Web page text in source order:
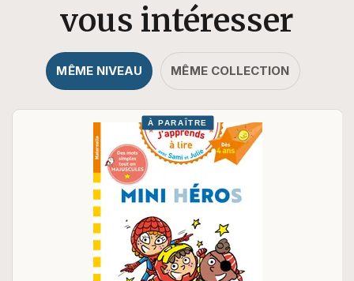
vous intéresser
MÊME NIVEAU MÊME COLLECTION
À PARAÎTRE